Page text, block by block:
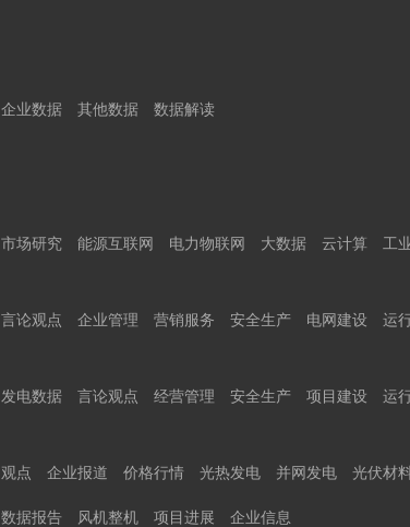
企业数据 其他数据 数据解读
市场研究 能源互联网 电力物联网 大数据 云计算 工
言论观点 企业管理 营销服务 安全生产 电网建设 运
发电数据 言论观点 经营管理 安全生产 项目建设 运
观点 企业报道 价格行情 光热发电 并网发电 光伏材
数据报告 风机整机 项目进展 企业信息